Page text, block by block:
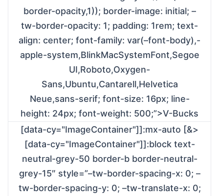
border-opacity,1)); border-image: initial; –
tw-border-opacity: 1; padding: 1rem; text-
align: center; font-family: var(–font-body),-
apple-system,BlinkMacSystemFont,Segoe
UI,Roboto,Oxygen-
Sans,Ubuntu,Cantarell,Helvetica
Neue,sans-serif; font-size: 16px; line-
height: 24px; font-weight: 500;”>V-Bucks
[data-cy="ImageContainer"]]:mx-auto [&>
[data-cy="ImageContainer"]]:block text-
neutral-grey-50 border-b border-neutral-
grey-15″ style=”–tw-border-spacing-x: 0; –
tw-border-spacing-y: 0; –tw-translate-x: 0;